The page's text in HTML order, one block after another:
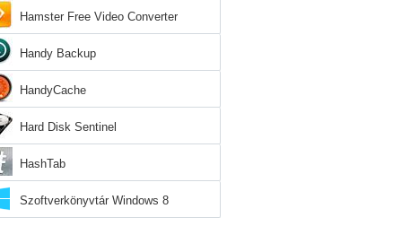
Hamster Free Video Converter
Handy Backup
HandyCache
Hard Disk Sentinel
HashTab
Szoftverkönyvtár Windows 8